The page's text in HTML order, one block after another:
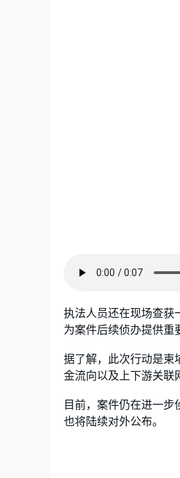
执法人员还在现场查获
为案件后续侦办提供重
据了解，此次行动是柬
金流向以及上下游关联
目前，案件仍在进一
也将陆续对外公布。